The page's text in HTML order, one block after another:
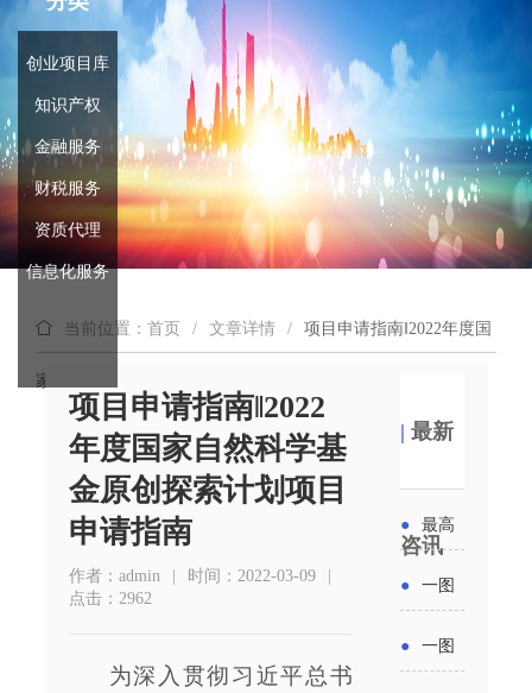
创业项目库
知识产权
金融服务
财税服务
资质代理
信息化服务
当前位置：首页 / 文章详情 / 项目申请指南‖2022年度国
家自然科学基金原创探索计划项目申请指南
项目申请指南‖2022
年度国家自然科学基
金原创探索计划项目
申请指南
作者：admin | 时间：2022-03-09
|
点击：2962
为深入贯彻习近平总书
|最新
咨讯
● 最高
元！贵
● 一图
● 一图